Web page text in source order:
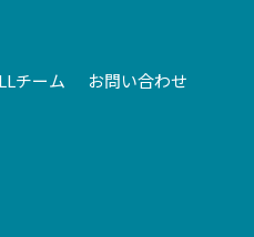
チーム お問い合わせ